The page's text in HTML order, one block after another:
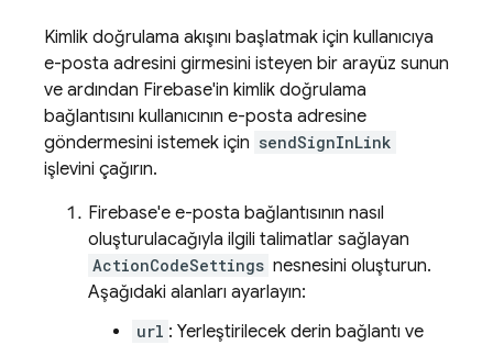
Kimlik doğrulama akışını başlatmak için kullanıcıya
e-posta adresini girmesini isteyen bir arayüz sunun
ve ardından Firebase'in kimlik doğrulama
bağlantısını kullanıcının e-posta adresine
göndermesini istemek için sendSignInLink
işlevini çağırın.
Firebase'e e-posta bağlantısının nasıl
oluşturulacağıyla ilgili talimatlar sağlayan
ActionCodeSettings nesnesini oluşturun.
Aşağıdaki alanları ayarlayın:
url : Yerleştirilecek derin bağlantı ve